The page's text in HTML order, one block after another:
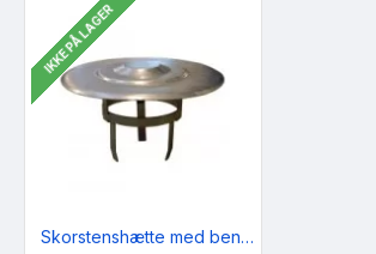
IKKE PÅ LAGER
Skorstenshætte med ben, Galvaniseret Ø150 mm